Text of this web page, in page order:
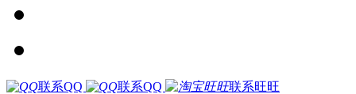
联系QQ 联系QQ 联系旺旺